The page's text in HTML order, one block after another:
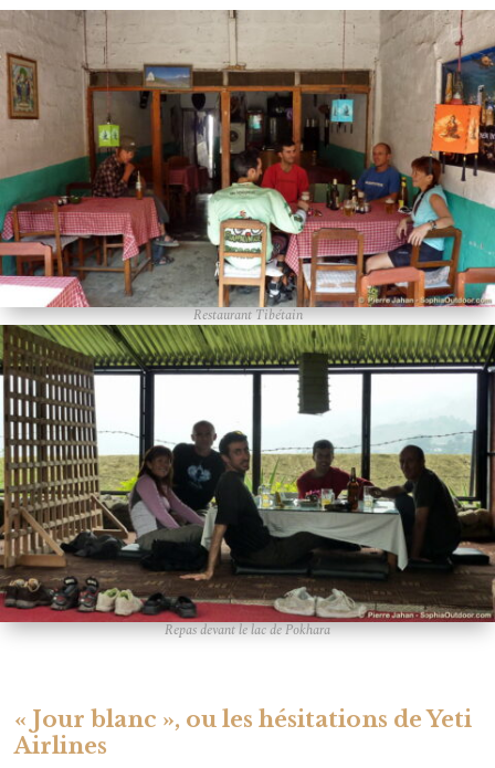
Restaurant Tibétain
Repas devant le lac de Pokhara
« Jour blanc », ou les hésitations de Yeti
Airlines